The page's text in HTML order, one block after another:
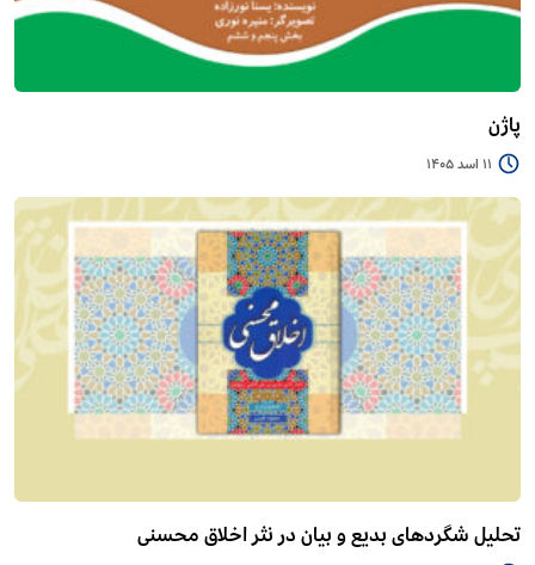
پاژن
11 اسد 1405
تحلیل شگردهای بدیع و بیان در نثر اخلاق محسنی